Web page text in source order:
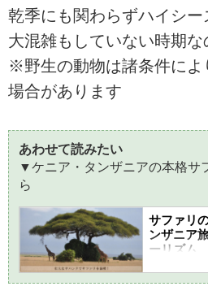
乾季にも関わらずハイシー
大混雑もしていない時期な
※野生の動物は諸条件によ
場合があります
あわせて読みたい
▼ケニア・タンザニアの本格サ
ら
サファリ
ンザニア
ーリズム
ケニア・タ
ァリの楽し